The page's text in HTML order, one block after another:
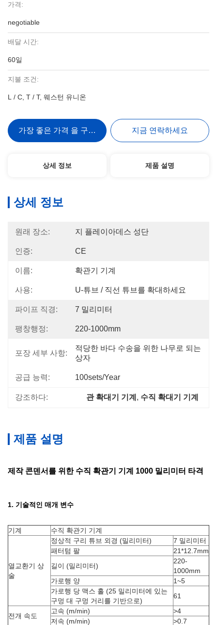
가격:
negotiable
배달 시간:
60일
지불 조건:
L / C, T / T, 웨스턴 유니온
가장 좋은 가격 을 구하라 지금 연락하세요
상세 정보 제품 설명
상세 정보
원래 장소: 지 플레이아데스 성단
인증: CE
이름: 확관기 기계
사용: U-튜브 / 직선 튜브를 확대하세요
파이프 직경: 7 밀리미터
팽창행정: 220-1000mm
포장 세부 사항:
적당한 바다 수송을 위한 나무로 되는
상자
공급 능력: 100sets/year
강조하다: 관 확대기 기계 , 수직 확대기 기계
제품 설명
제작 콘덴서를 위한 수직 확관기 기계 1000 밀리미터 타격
1. 기술적인 매개 변수
기계 수직 확관기 기계
열교환기 상
술
정상적 구리 튜브 외경 (밀리미터)
7 밀리미터
패터텀 팔
21*12.7mm
길이 (밀리미터)
220-
1000mm
가로행 양
1~5
가로행 당 맥스 홀 (25 밀리미터에 있는
구멍 대 구멍 거리를 기반으로)
61
전개 속도
고속 (m/min)
>4
저속 (m/min)
>0.7